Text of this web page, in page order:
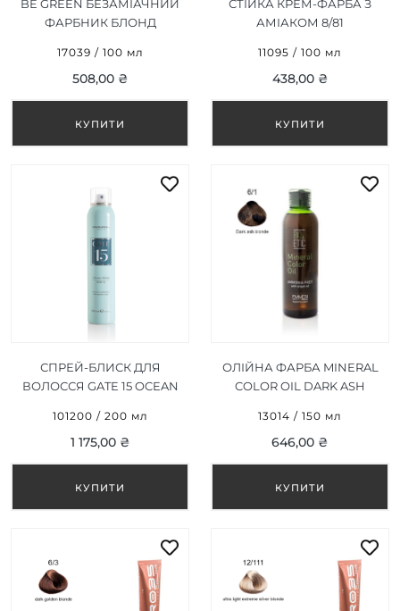
BE GREEN БЕЗАМІАЧНИЙ
ФАРБНИК БЛОНД
100 МЛ
17039 / 100 мл
508,00 ₴
СТІЙКА КРЕМ-ФАРБА З
АМІАКОМ 8/81
ГОРІХ/ICE WALNUT 100ML
11095 / 100 мл
438,00 ₴
СПРЕЙ-БЛИСК ДЛЯ
ВОЛОССЯ GATE 15 OCEAN
101200 / 200 мл
1 175,00 ₴
ОЛІЙНА ФАРБА MINERAL
COLOR OIL DARK ASH
ПОПЕЛЯСТИЙ БЛОНД 150
МЛ
13014 / 150 мл
646,00 ₴